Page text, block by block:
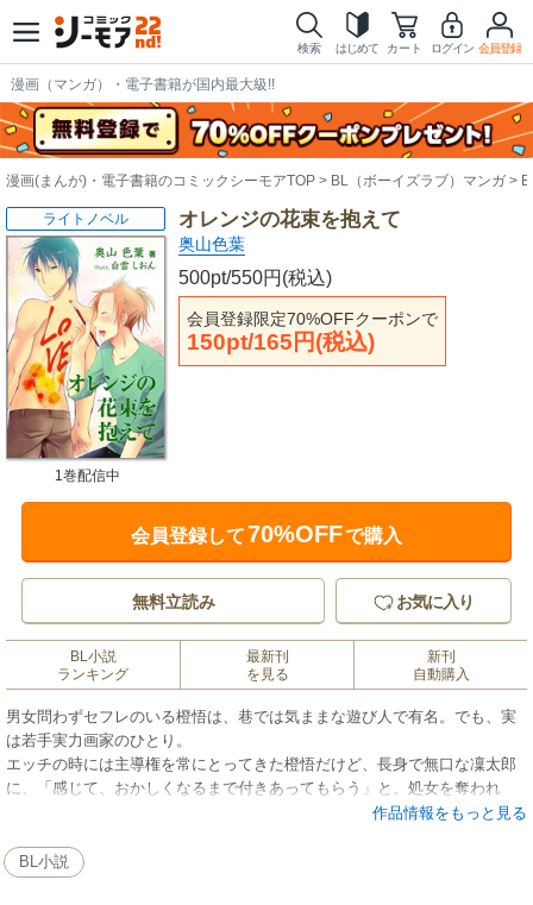
検索 はじめて カート ログイン 会員登録
漫画（マンガ）・電子書籍が国内最大級!!
漫画(まんが)・電子書籍のコミックシーモアTOP BL（ボーイズラブ）マンガ
オレンジの花束を抱えて
奥山色葉
500pt/550円(税込)
会員登録限定70%OFFクーポンで
150pt/165円(税込)
ライトノベル
1巻配信中
会員登録して70%OFFで購入
無料立読み お気に入り
BL小説
ランキング
最新刊
を見る
新刊
自動購入
男女問わずセフレのいる橙悟は、巷では気ままな遊び人で有名。でも、実
は若手実力画家のひとり。
エッチの時には主導権を常にとってきた橙悟だけど、長身で無口な凜太郎
に、「感じて、おかしくなるまで付きあってもらう」と、処女を奪われ
なのに、凜太郎のことをどこか、可愛く思ってしまう。
恋も知らずに、浅い関係ばかりつづけてきた橙悟は、凜太郎の存在に戸惑
作品情報をもっと見る
BL小説